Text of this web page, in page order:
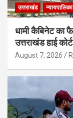
उत्तराखंड न्यायपालिका
धामी कैबिनेट का
उत्तराखंड हाई कोर्ट
August 7, 2026